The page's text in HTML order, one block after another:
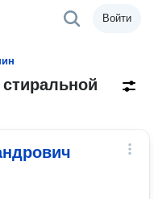
Войти